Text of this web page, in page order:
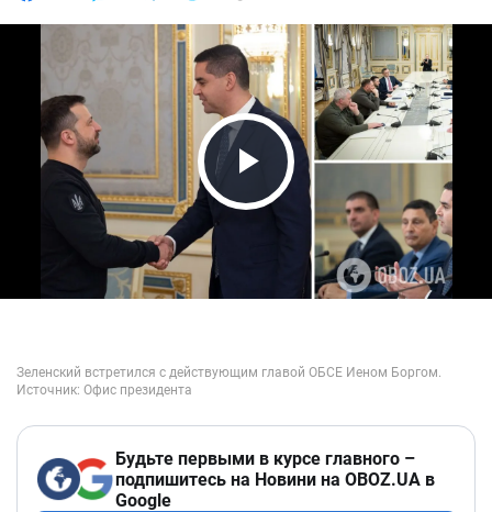
Play Video
Будьте первыми в курсе главного –
подпишитесь на Новини на OBOZ.UA в
Google